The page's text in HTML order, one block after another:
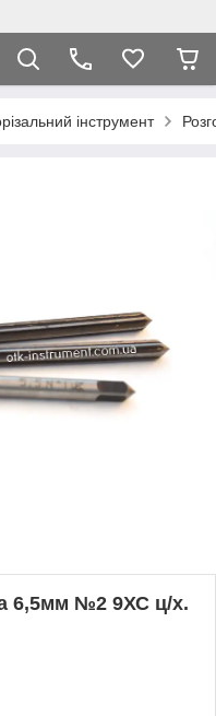
інструмент
6,5мм №2 9ХС ц/х.